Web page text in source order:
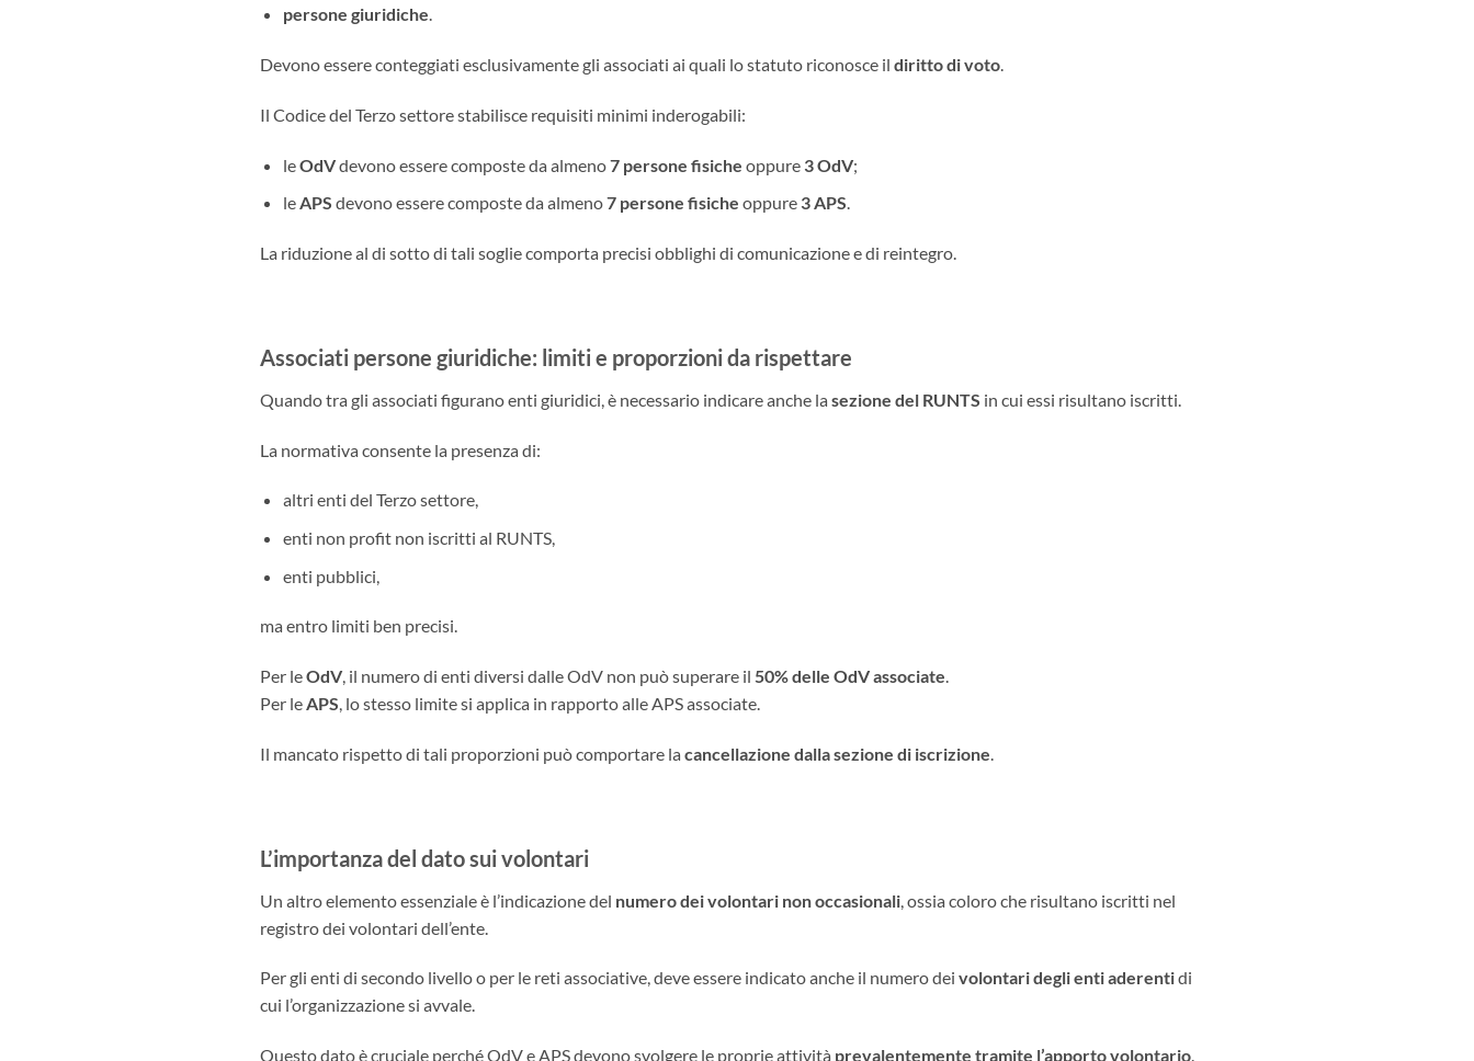
persone giuridiche.
Devono essere conteggiati esclusivamente gli associati ai quali lo statuto riconosce il diritto di voto.
Il Codice del Terzo settore stabilisce requisiti minimi inderogabili:
leOdVdevono essere composte da almeno7 persone fisiche oppure 3 OdV;
leAPS devono essere composte da almeno7 persone fisiche oppure 3 APS.
La riduzione al di sotto di tali soglie comporta precisi obblighi di comunicazione e di reintegro.
Associati persone giuridiche: limiti e proporzioni da rispettare
Quando tra gli associati figurano enti giuridici, è necessario indicare anche la sezione del RUNTS in cui essi risultano iscritti.
La normativa consente la presenza di:
altri enti del Terzo settore,
enti non profit non iscritti al RUNTS,
enti pubblici,
ma entro limiti ben precisi.
Per leOdV, il numero di enti diversi dalle OdV non può superare il 50% delle OdV associate.
Per leAPS, lo stesso limite si applica in rapporto alle APS associate.
Il mancato rispetto di tali proporzioni può comportare la cancellazione dalla sezione di iscrizione.
L’importanza del dato sui volontari
Un altro elemento essenziale è l’indicazione del numero dei volontari non occasionali , ossia coloro che risultano iscritti nel
registro dei volontari dell’ente.
Per gli enti di secondo livello o per le reti associative, deve essere indicato anche il numero dei volontari degli enti aderentidi
cui l’organizzazione si avvale.
Questo dato è cruciale perché OdV e APS devono svolgere le proprie attività prevalentemente tramite l’apporto volontario.